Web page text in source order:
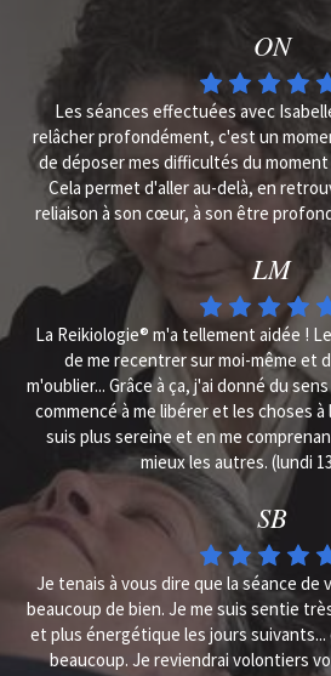
ON
Les séances effectuées avec
relâcher profondément, c'est un
de déposer mes difficultés du
Cela permet d'aller au-delà, en
reliaison à son cœur, à son être
LM
La Reikiologie® m'a tellement aidée !
de me recentrer sur moi-même et
m'oublier... Grâce à ça, j'ai donné du
commencé à me libérer et les choses
suis plus sereine et en me
mieux les autres. (lundi
SB
Je tenais à vous dire que la séance
beaucoup de bien. Je me suis sentie
et plus énergétique les jours suivants...
beaucoup. Je reviendrai volontiers